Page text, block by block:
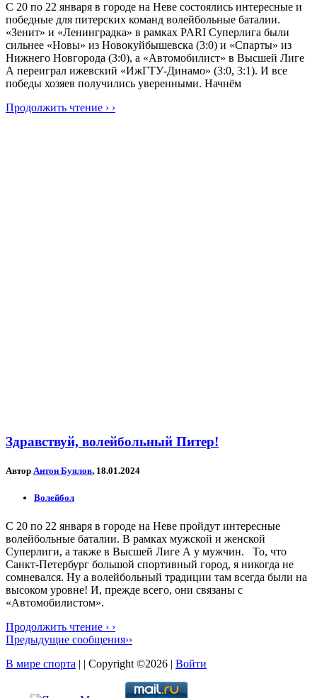
С 20 по 22 января в городе на Неве состоялись интересные и
победные для питерских команд волейбольные баталии.
«Зенит» и «Ленинградка» в рамках PARI Суперлига были
сильнее «Новы» из Новокуйбышевска (3:0) и «Спарты» из
Нижнего Новгорода (3:0), а «Автомобилист» в Высшей Лиге
А переиграл ижевский «ИжГТУ-Динамо» (3:0, 3:1). И все
победы хозяев получились уверенными. Начнём
Продолжить чтение › ›
Здравствуй, волейбольный Питер!
Автор Антон Буялов, 18.01.2024
Волейбол
С 20 по 22 января в городе на Неве пройдут интересные
волейбольные баталии. В рамках мужской и женской
Суперлиги, а также в Высшей Лиге А у мужчин. То, что
Санкт-Петербург большой спортивный город, я никогда не
сомневался. Ну а волейбольный традиции там всегда были на
высоком уровне! И, прежде всего, они связаны с
«Автомобилистом».
Продолжить чтение › ›
Предыдущие сообщения››
В мире спорта | | Copyright ©2026 | Войти